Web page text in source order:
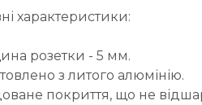
характеристики:
розетки - 5 мм.
з литого алюмінію.
покриття, що не